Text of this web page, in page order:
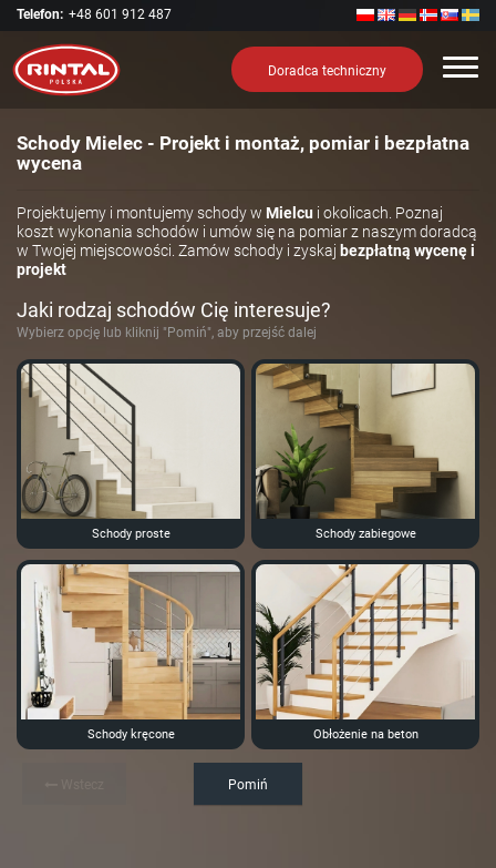
Telefon: +48 601 912 487
Doradca techniczny
Schody Mielec - Projekt i montaż, pomiar i bezpłatna
wycena
Projektujemy i montujemy schody w Mielcu i okolicach. Poznaj
koszt wykonania schodów i umów się na pomiar z naszym doradcą
w Twojej miejscowości. Zamów schody i zyskaj bezpłatną wycenę i
projekt
Jaki rodzaj schodów Cię interesuje?
Wybierz opcję lub kliknij "Pomiń", aby przejść dalej
Schody proste Schody zabiegowe
Schody kręcone Obłożenie na beton
Pomiń